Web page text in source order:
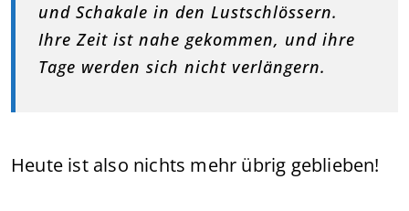
und Schakale in den Lustschlössern.
Ihre Zeit ist nahe gekommen, und ihre
Tage werden sich nicht verlängern.
Heute ist also nichts mehr übrig geblieben!